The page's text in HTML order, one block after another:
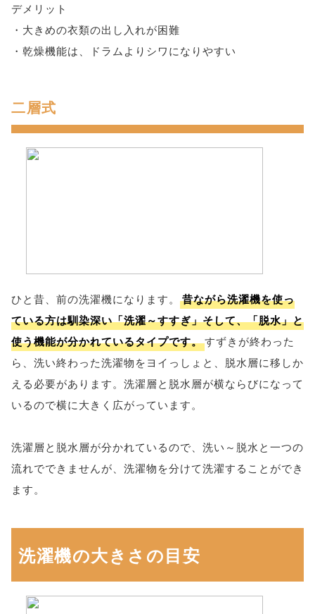
デメリット
・大きめの衣類の出し入れが困難
・乾燥機能は、ドラムよりシワになりやすい
二層式
ひと昔、前の洗濯機になります。
昔ながら洗濯機を使っ
ている方は馴染深い「洗濯～すすぎ」そして、「脱水」と
使う機能が分かれているタイプです。すずきが終わった
ら、洗い終わった洗濯物をヨイっしょと、脱水層に移しか
える必要があります。洗濯層と脱水層が横ならびになって
いるので横に大きく広がっています。
洗濯層と脱水層が分かれているので、洗い～脱水と一つの
流れでできませんが、洗濯物を分けて洗濯することができ
ます。
洗濯機の大きさの目安